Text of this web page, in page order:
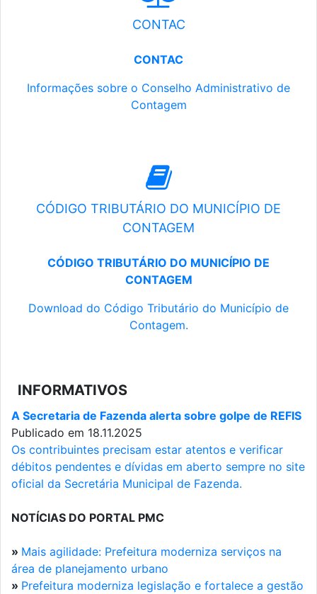
CONTAC
CONTAC
Informações sobre o Conselho Administrativo de
Contagem
CÓDIGO TRIBUTÁRIO DO MUNICÍPIO DE
CONTAGEM
CÓDIGO TRIBUTÁRIO DO MUNICÍPIO DE
CONTAGEM
Download do Código Tributário do Município de
Contagem.
INFORMATIVOS
A Secretaria de Fazenda alerta sobre golpe de REFIS
Publicado em 18.11.2025
Os contribuintes precisam estar atentos e verificar
débitos pendentes e dívidas em aberto sempre no site
oficial da Secretária Municipal de Fazenda.
NOTÍCIAS DO PORTAL PMC
» Mais agilidade: Prefeitura moderniza serviços na
área de planejamento urbano
» Prefeitura moderniza legislação e fortalece a gestão